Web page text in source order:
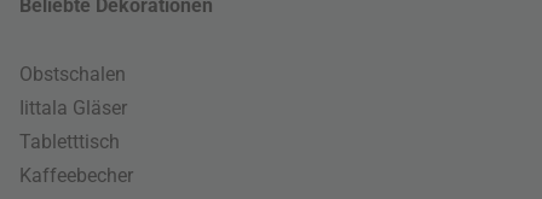
Beliebte Dekorationen
Obstschalen
Iittala Gläser
Tabletttisch
Kaffeebecher